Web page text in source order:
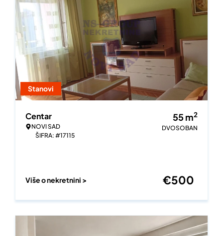
Stanovi
Centar
NOVI SAD
ŠIFRA: #17115
55m2
DVOSOBAN
Više o nekretnini > €500